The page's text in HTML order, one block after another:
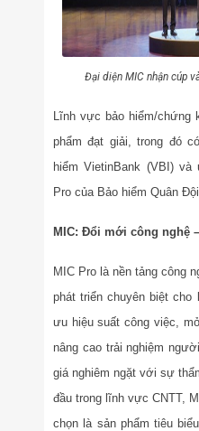
Đại diện MIC nhận cúp
Lĩnh vực bảo hiểm/chứng
phẩm đạt giải, trong đó
hiểm VietinBank (VBI)
Pro của Bảo hiểm Quân
MIC: Đổi mới công nghệ
MIC Pro là nền tảng công
phát triển chuyên biệt
ưu hiệu suất công việc,
nâng cao trải nghiệm
giá nghiêm ngặt với sự
đầu trong lĩnh vực CNTT,
chọn là sản phẩm tiêu